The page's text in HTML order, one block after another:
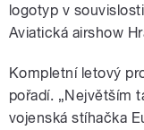
logotyp v
Aviatická airshow
Kompletní letový
pořadí. „Největším
vojenská stíhačka